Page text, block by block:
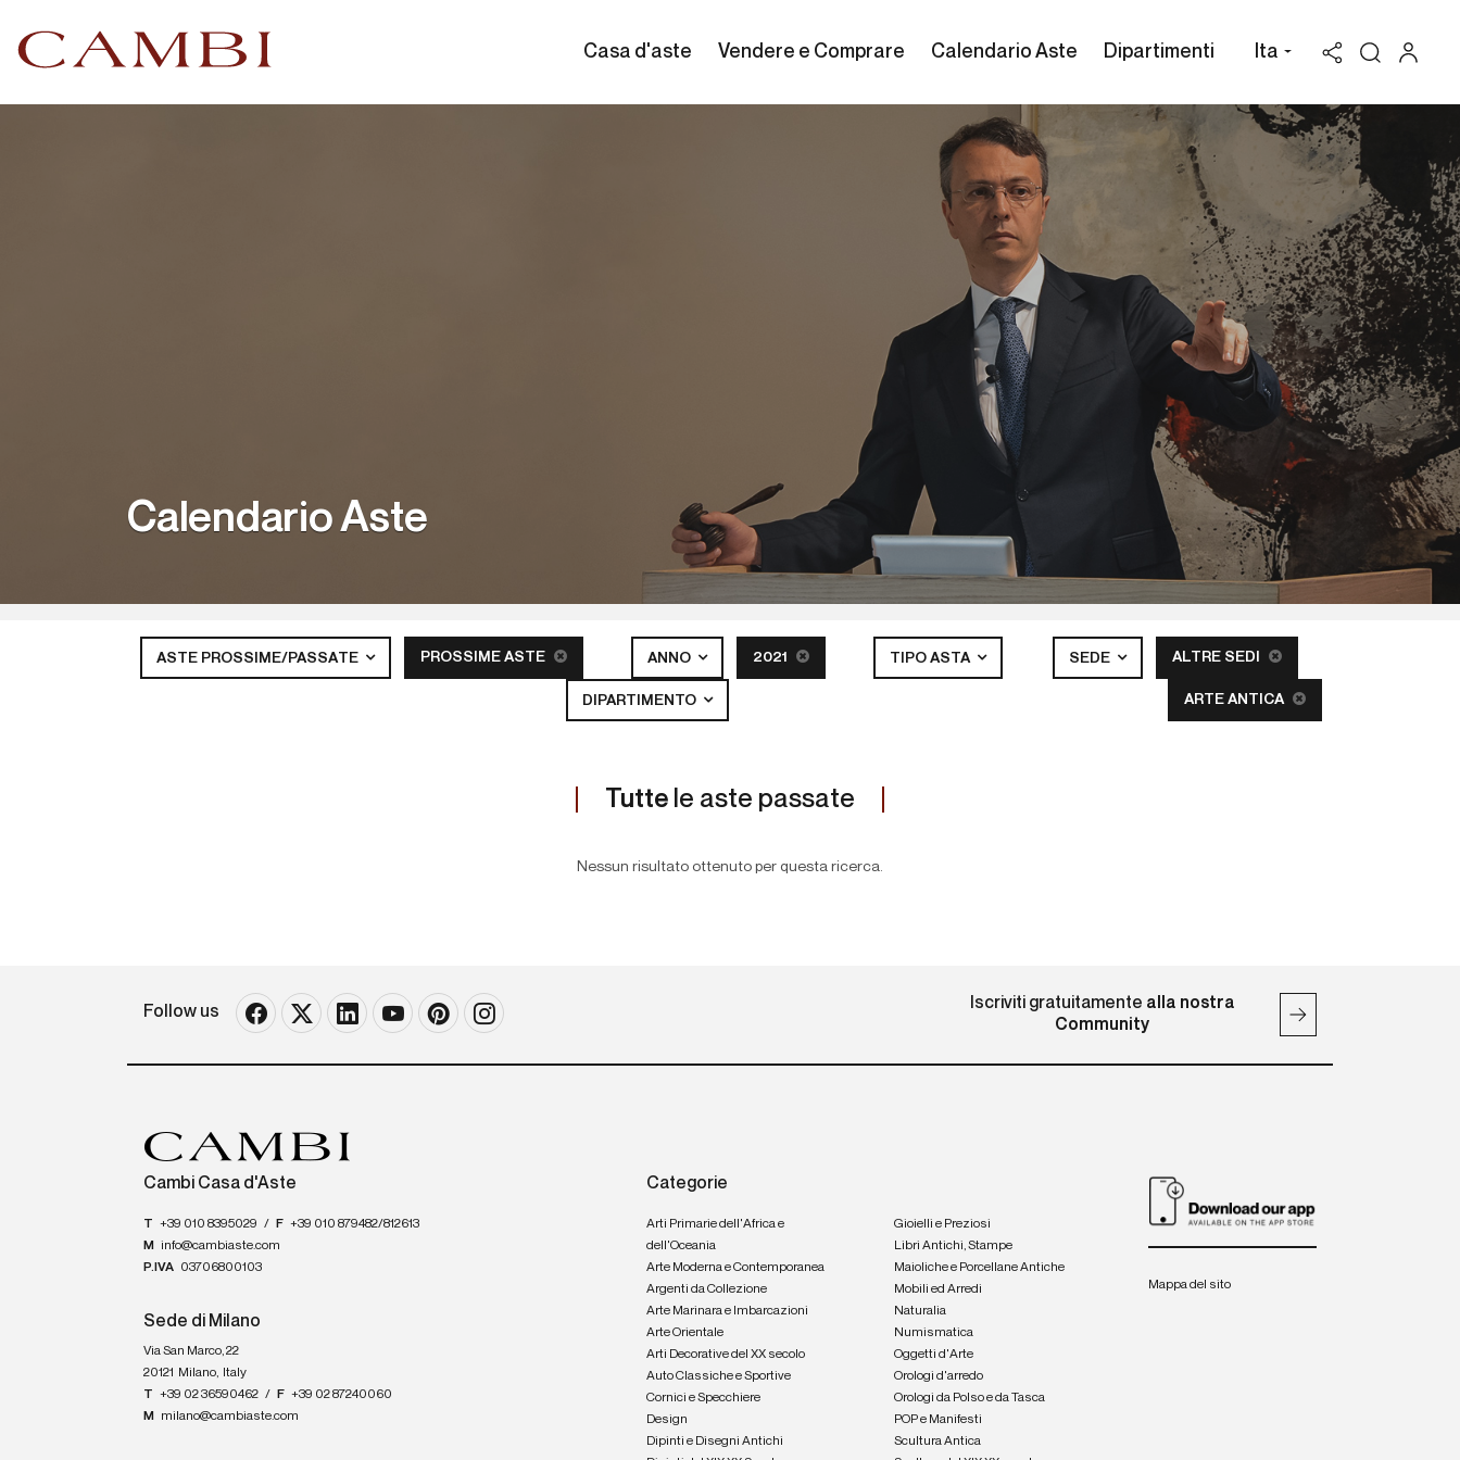
Casa d'aste Vendere e Comprare Calendario Aste Dipartimenti Ita
Calendario Aste
ASTE PROSSIME/PASSATE PROSSIME ASTE ANNO 2021 TIPO ASTA SEDE ALTRE SEDI
DIPARTIMENTO ARTE ANTICA
Tutte le aste passate
Nessun risultato ottenuto per questa ricerca.
Follow us Iscriviti gratuitamente alla nostra
Community
Cambi Casa d'Aste
T +39 010 8395029 / F +39 010 879482/812613
M
info@cambiaste.com
P.IVA 03706800103
Sede di Milano
Via San Marco, 22
20121
Milano, Italy
T +39 02 36590462 / F +39 02 87240060
M
milano@cambiaste.com
Categorie
Arti Primarie dell'Africa e
dell'Oceania
Arte Moderna e Contemporanea
Argenti da Collezione
Arte Marinara e Imbarcazioni
Arte Orientale
Arti Decorative del XX secolo
Auto Classiche e Sportive
Cornici e Specchiere
Design
Dipinti e Disegni Antichi
Gioielli e Preziosi
Libri Antichi, Stampe
Maioliche e Porcellane Antiche
Mobili ed Arredi
Naturalia
Numismatica
Oggetti d'Arte
Orologi d'arredo
Orologi da Polso e da Tasca
POP e Manifesti
Scultura Antica
Mappa del sito